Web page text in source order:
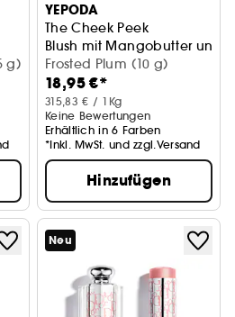
g)
YEPODA
The Cheek Peek
Blush mit Mangobutter und
Frosted Plum (10 g)
18,95 €*
315,83 € / 1Kg
Keine Bewertungen
Erhältlich in 6 Farben
*Inkl. MwSt. und zzgl.Versand
Hinzufügen
Neu